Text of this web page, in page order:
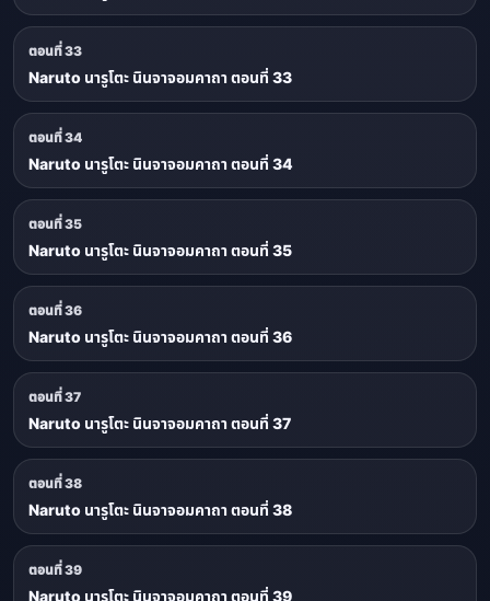
ตอนที่ 33
Naruto นารูโตะ นินจาจอมคาถา ตอนที่ 33
ตอนที่ 34
Naruto นารูโตะ นินจาจอมคาถา ตอนที่ 34
ตอนที่ 35
Naruto นารูโตะ นินจาจอมคาถา ตอนที่ 35
ตอนที่ 36
Naruto นารูโตะ นินจาจอมคาถา ตอนที่ 36
ตอนที่ 37
Naruto นารูโตะ นินจาจอมคาถา ตอนที่ 37
ตอนที่ 38
Naruto นารูโตะ นินจาจอมคาถา ตอนที่ 38
ตอนที่ 39
Naruto นารูโตะ นินจาจอมคาถา ตอนที่ 39